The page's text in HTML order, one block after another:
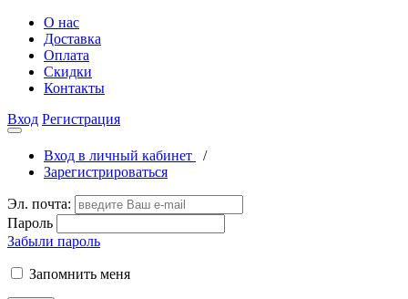
О нас
Доставка
Оплата
Скидки
Контакты
Вход Регистрация
Вход в личный кабинет
/
Зарегистрироваться
Эл. почта:
Пароль
Забыли пароль
Запомнить меня